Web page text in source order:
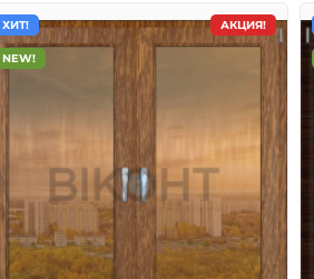
АКЦИЯ!
ХИТ!
NEW!